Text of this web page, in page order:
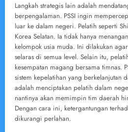
Langkah strategis lain adalah
berpengalaman. PSSI ingin
luar ke dalam negeri. Pelatih seperti
Korea Selatan. Ia tidak hanya
kelompok usia muda. Ini dilakukan
selaras di semua level. Selain itu,
kesempatan magang bersama timnas.
sistem kepelatihan yang berkelanjutan
adalah menciptakan pelatih dalam
nantinya akan memimpin tim daerah
Dengan cara ini, ketergantungan
dikurangi perlahan.